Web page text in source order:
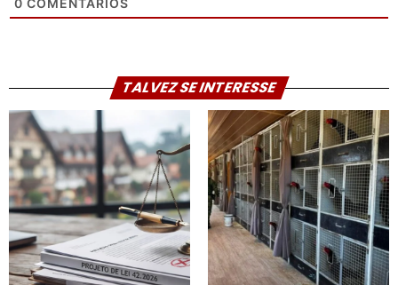
0 COMENTÁRIOS
TALVEZ SE INTERESSE